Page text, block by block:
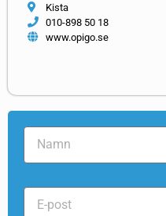
Kista
010-898 50 18
www.opigo.se